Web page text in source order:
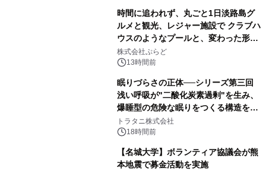
時間に追われず、丸ごと1日淡路島グ
ルメと観光、レジャー施設で クラブハ
ウスのようなプールと、変わった形の
サウナも 「THE BOXY AWAJI」のお
得な素泊まり連泊プランで
株式会社ぷらど
13時間前
眠りづらさの正体──シリーズ第三回
浅い呼吸が"二酸化炭素過剰"を生み、
爆睡型の危険な眠りをつくる構造を解
説
トラタニ株式会社
18時間前
【名城大学】ボランティア協議会が熊
本地震で募金活動を実施